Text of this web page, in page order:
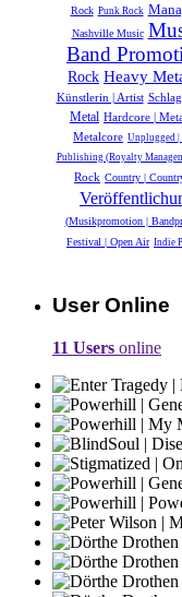
Rock Punk Rock
Nashville Music
Band
Rock Heavy
Künstlerin | Artist
Metal Hardcore |
Metalcore Unplugged
Publishing (Royalty
Rock Country |
(Musikpromotion |
Festival | Open Air Indie
User Online
11 Users online